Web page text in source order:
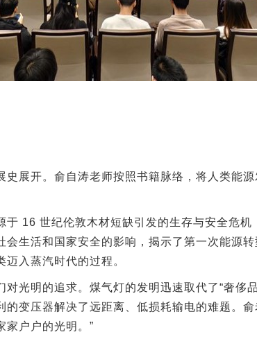
史展开。俞自涛老师按照书籍脉络，将人类能
于 16 世纪伦敦木材短缺引发的生存与安全危
会生活和国家安全的影响，揭示了第一次能源
入蒸汽时代的过程。
对光明的追求。煤气灯的发明迅速取代了“奢侈
变压器解决了远距离、低损耗输电的难题。
家户户的光明。”